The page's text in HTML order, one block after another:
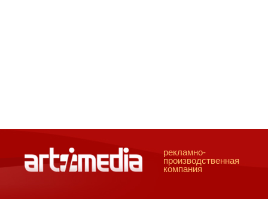
рекламно-
производственная
компания